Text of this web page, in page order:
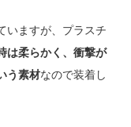
いますが、プラスチ
は柔らかく、衝撃が
う素材なので装着し